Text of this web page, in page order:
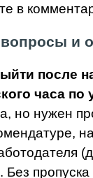
в
и
после
часа по
но нужен
Без